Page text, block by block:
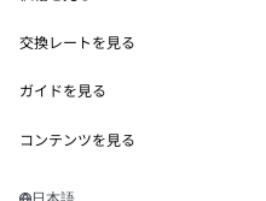
MetaMask Connect
Snaps
Web3サービス
セキュリティ
サポート
キャリア
イーサリアムの価格
Solanaの価格
Tetherの価格
交換レートを見る
ETH→USD
USDT→INR
ガイドを見る
ETHの購入
コンテンツを見る
Solanaウォレット